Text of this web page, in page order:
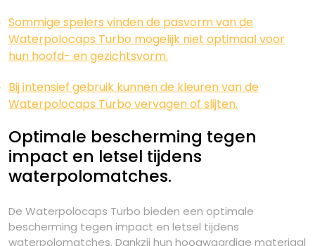
Sommige spelers vinden de pasvorm van de
Waterpolocaps Turbo mogelijk niet optimaal voor
hun hoofd- en gezichtsvorm.
Bij intensief gebruik kunnen de kleuren van de
Waterpolocaps Turbo vervagen of slijten.
Optimale bescherming tegen
impact en letsel tijdens
waterpolomatches.
De Waterpolocaps Turbo bieden een optimale
bescherming tegen impact en letsel tijdens
waterpolomatches. Dankzij hun hoogwaardige materiaal